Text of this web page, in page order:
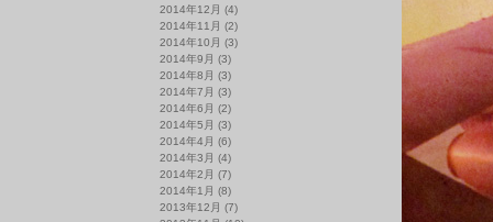
2014年12月 (4)
2014年11月 (2)
2014年10月 (3)
2014年9月 (3)
2014年8月 (3)
2014年7月 (3)
2014年6月 (2)
2014年5月 (3)
2014年4月 (6)
2014年3月 (4)
2014年2月 (7)
2014年1月 (8)
2013年12月 (7)